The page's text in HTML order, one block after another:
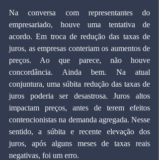
Na conversa com representantes do
empresariado, houve uma tentativa de
acordo. Em troca de redução das taxas de
juros, as empresas conteriam os aumentos de
preços. Ao que parece, não houve
concordância. Ainda bem. Na atual
conjuntura, uma súbita redução das taxas de
juros poderia ser desastrosa. Juros altos
impactam preços, antes de terem efeitos
contencionistas na demanda agregada. Nesse
sentido, a súbita e recente elevação dos
juros, após alguns meses de taxas reais
negativas, foi um erro.